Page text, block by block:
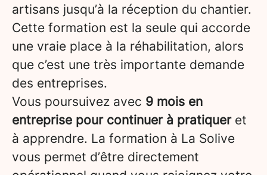
artisans jusqu’à la réception du chantier.
Cette formation est la seule qui accorde
une vraie place à la réhabilitation, alors
que c’est une très importante demande
des entreprises.
Vous poursuivez avec 9 mois en
entreprise pour continuer à pratiqueret
à apprendre. La formation à La Solive
vous permet d’être directement